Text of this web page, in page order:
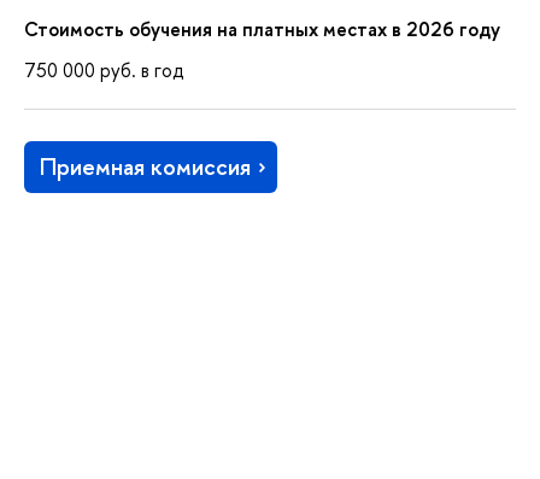
Стоимость обучения на платных местах в 2026 году
750 000 руб. в год
Приемная комиссия